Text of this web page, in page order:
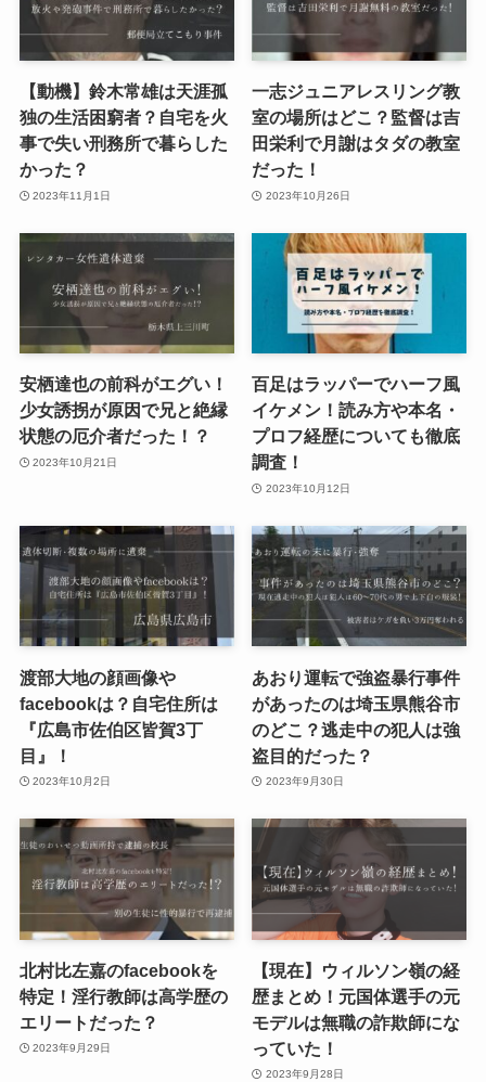
【動機】鈴木常雄は天涯孤
独の生活困窮者？自宅を火
事で失い刑務所で暮らした
かった？
2023年11月1日
一志ジュニアレスリング教
室の場所はどこ？監督は吉
田栄利で月謝はタダの教室
だった！
2023年10月26日
安栖達也の前科がエグい！
少女誘拐が原因で兄と絶縁
状態の厄介者だった！？
2023年10月21日
百足はラッパーでハーフ風
イケメン！読み方や本名・
プロフ経歴についても徹底
調査！
2023年10月12日
渡部大地の顔画像や
facebookは？自宅住所は
『広島市佐伯区皆賀3丁
目』！
2023年10月2日
あおり運転で強盗暴行事件
があったのは埼玉県熊谷市
のどこ？逃走中の犯人は強
盗目的だった？
2023年9月30日
北村比左嘉のfacebookを
特定！淫行教師は高学歴の
エリートだった？
2023年9月29日
【現在】ウィルソン嶺の経
歴まとめ！元国体選手の元
モデルは無職の詐欺師にな
っていた！
2023年9月28日